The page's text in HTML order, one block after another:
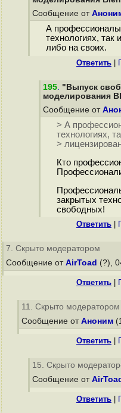
Сообщение от
А профессионалы
технологиях, так
либо на своих.
Ответить
195. "Выпуск
моделирования
Сообщение от
> А
технологиях,
>
Кто
закрытых
свободных!
Ответить
7. Скрыто модератором
Сообщение от AirToad (?),
Ответить
11. Скрыто модератором
Сообщение от Аноним
Ответить
15. Скрыто
Сообщение от AirToad
Ответить